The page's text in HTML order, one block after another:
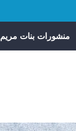
منشورات بنات مريم